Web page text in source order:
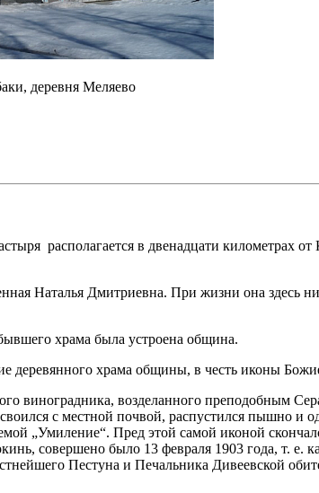
деревня Меляево
располагается в двенадцати километрах от
Наталья Дмитриевна. При жизни она здесь
храма была устроена община.
деревянного храма общины, в честь иконы
виноградника, возделанного преподобным
с местной почвой, распустился
„Умиление“. Пред этой самой иконой
совершено было 13 февраля 1903 года, т. е.
Пестуна и Печальника Дивеевской